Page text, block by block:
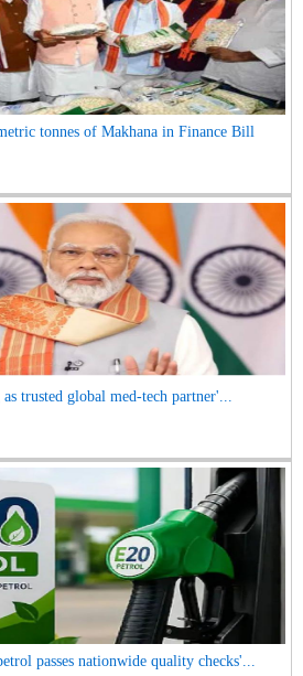
tonnes of Makhana in Finance Bill
trusted global med-tech partner'...
passes nationwide quality checks'...